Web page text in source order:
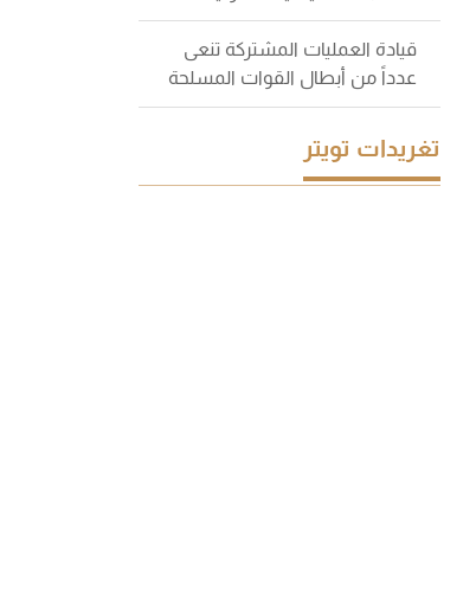
قيادة العمليات المشتركة تنعى
عدداً من أبطال القوات المسلحة
تغريدات تويتر